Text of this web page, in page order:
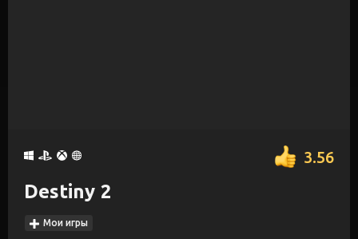
3.56
Destiny 2
Мои игры